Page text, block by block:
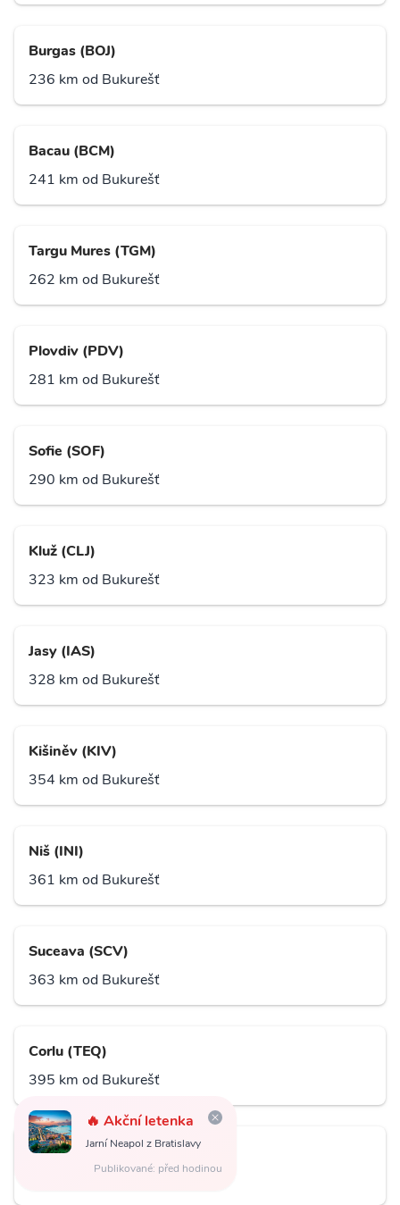
Burgas (BOJ)
236 km od Bukurešť
Bacau (BCM)
241 km od Bukurešť
Targu Mures (TGM)
262 km od Bukurešť
Plovdiv (PDV)
281 km od Bukurešť
Sofie (SOF)
290 km od Bukurešť
Kluž (CLJ)
323 km od Bukurešť
Jasy (IAS)
328 km od Bukurešť
Kišiněv (KIV)
354 km od Bukurešť
Niš (INI)
361 km od Bukurešť
Suceava (SCV)
363 km od Bukurešť
Corlu (TEQ)
395 km od Bukurešť
Alexandrupoli (AXD)
🔥 Akční letenka
Jarní Neapol z Bratislavy
Publikované: před hodinou